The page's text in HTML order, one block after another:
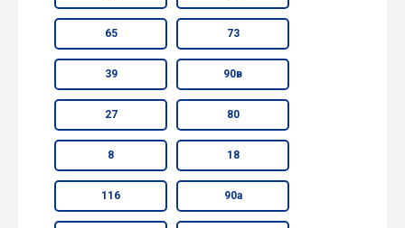
65 73
39 90в
27 80
8 18
116 90а